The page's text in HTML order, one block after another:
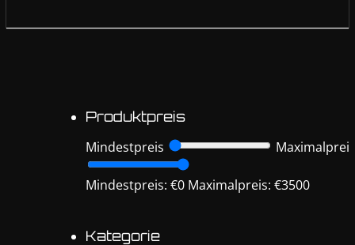
Produktpreis
Mindestpreis
Maximalpreis
Mindestpreis: €0 Maximalpreis: €3500
Kategorie